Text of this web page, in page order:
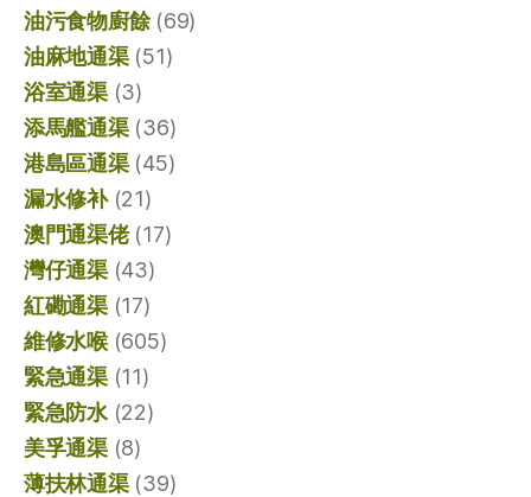
油污食物廚餘(69)
油麻地通渠(51)
浴室通渠(3)
添馬艦通渠(36)
港島區通渠(45)
漏水修补(21)
澳門通渠佬(17)
灣仔通渠(43)
紅磡通渠(17)
維修水喉(605)
緊急通渠(11)
緊急防水(22)
美孚通渠(8)
薄扶林通渠(39)